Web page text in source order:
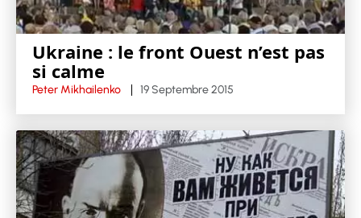
Ukraine : le front Ouest n’est pas
si calme
Peter Mikhailenko 19 Septembre 2015